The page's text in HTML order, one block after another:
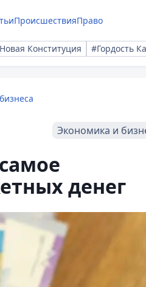
ПроисшествияПраво
Конституция #Гордость
Экономика и
денег